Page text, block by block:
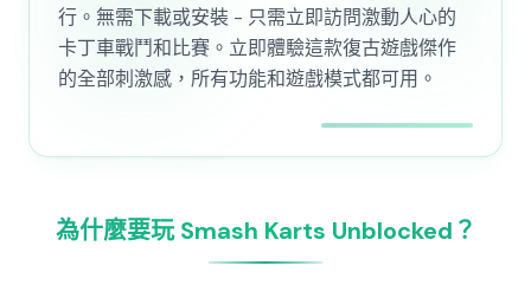
行。無需下載或安裝 - 只需立即訪問激動人心的
卡丁車戰鬥和比賽。立即體驗這款復古遊戲傑作
的全部刺激感，所有功能和遊戲模式都可用。
為什麼要玩 Smash Karts Unblocked？